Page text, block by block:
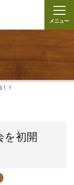
メニュー
！
を初開